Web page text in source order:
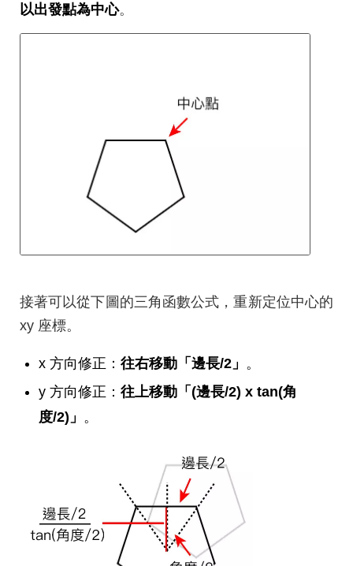
以出發點為中心。
接著可以從下圖的三角函數公式，重新定位中心的
xy 座標。
x 方向修正： 往右移動「邊長/2」 。
y 方向修正： 往上移動「(邊長/2) x tan(角
度/2)」 。